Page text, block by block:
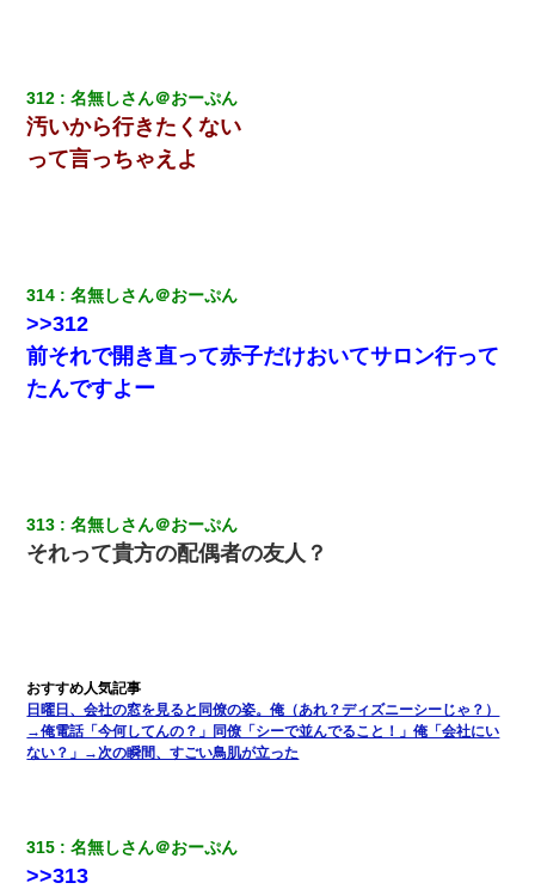
【衝撃】婚約者「兄と結婚はするけど嫁入りするわけじゃない。
お互い干渉はしないようにしましょう」→ その後に結納金の話を
したので、母が・・・
三年働いてたパートを突然クビになった。しかし元職場の主要取
引先のトップが母方の叔父だったので…
出張中の旦那から『フリンしやがって、このクズ』と電話が。私
「本当に家まで来たの？証拠は？」旦那「俺の言葉が信じられな
いのか！」→ 離婚後
生保レディと行為する為に駆け引きしてみた結果ｗｗｗｗｗｗｗ
小学生の妹が20代の弟とチューしてるのに、見て見ぬふりの親を
見てから実家を出た。それから15年、妹が弟の子を妊娠したらし
くもう堕胎できない月なんだと母から連絡がきた…｜生活｜ワロ
日航機墜落事故の「ここからは日本語で大丈夫ですよ〜」の絶望
感がヤバイ・・・
312 名無しさん＠おーぷん
汚いから行きたくない
って言っちゃえよ
314 名無しさん＠おーぷん
>>312
前それで開き直って赤子だけおいてサロン行って
たんですよー
313 名無しさん＠おーぷん
それって貴方の配偶者の友人？
日曜日、会社の窓を見ると同僚の姿。俺（あれ？ディズニーシーじゃ？）
→俺電話「今何してんの？」同僚「シーで並んでること！」俺「会社にい
ない？」→次の瞬間、すごい鳥肌が立った
315 名無しさん＠おーぷん
>>313